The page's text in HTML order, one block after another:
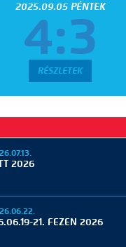
2025.09.05 PÉNTEK
4:3
RÉSZLETEK
2026
21. FEZEN 2026